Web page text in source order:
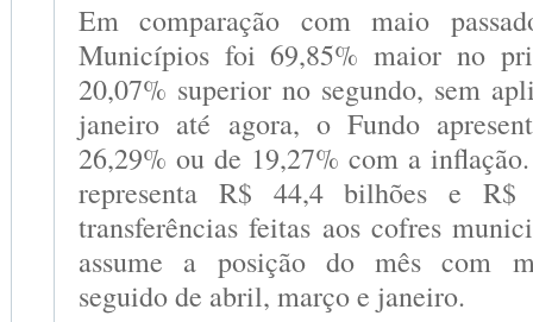
Em comparação com maio
Municípios foi 69,85% maior no
20,07% superior no segundo, sem
janeiro até agora, o Fundo
26,29% ou de 19,27% com a
representa R$ 44,4 bilhões e
transferências feitas aos cofres
assume a posição do mês com
seguido de abril, março e janeiro.